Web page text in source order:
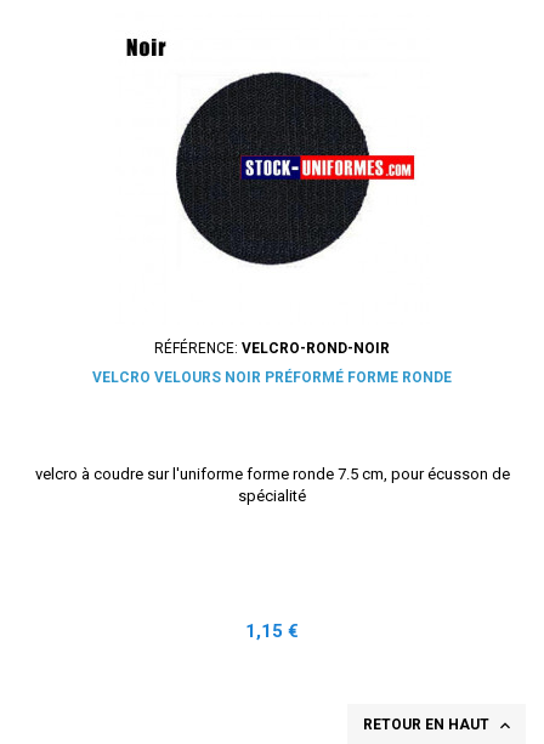
RÉFÉRENCE: VELCRO-ROND-NOIR
VELCRO VELOURS NOIR PRÉFORMÉ FORME RONDE
velcro à coudre sur l'uniforme forme ronde 7.5 cm, pour écusson de
spécialité
Prix
1,15 €
RETOUR EN HAUT 